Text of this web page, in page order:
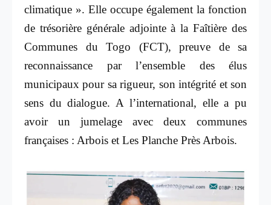
climatique ». Elle occupe également la fonction
de trésorière générale adjointe à la Faîtière des
Communes du Togo (FCT), preuve de sa
reconnaissance par l’ensemble des élus
municipaux pour sa rigueur, son intégrité et son
sens du dialogue. A l’international, elle a pu
avoir un jumelage avec deux communes
françaises : Arbois et Les Planche Près Arbois.